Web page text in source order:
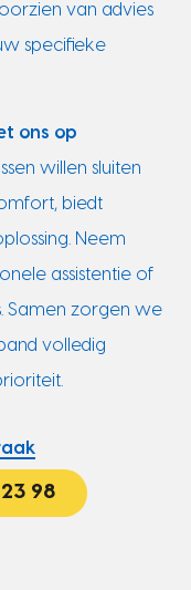
van advies
specifieke
ons op
willen sluiten
biedt
Neem
assistentie of
Samen zorgen we
volledig
98